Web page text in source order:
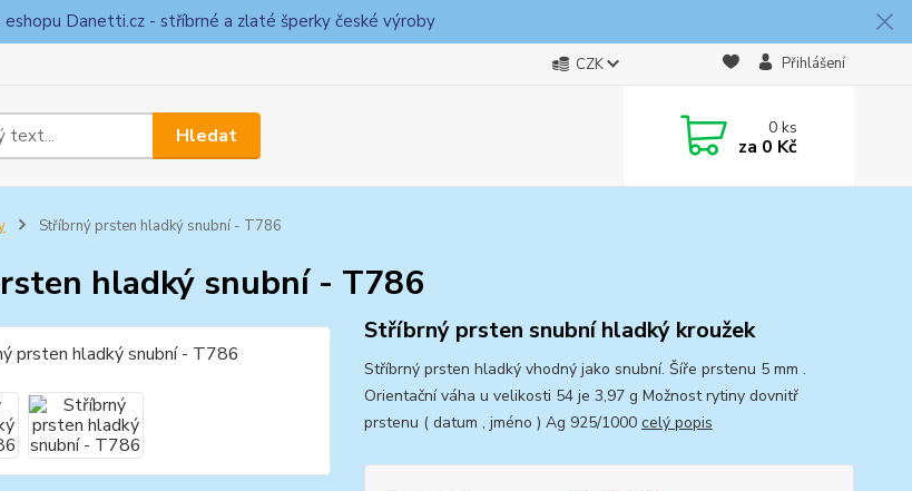
eshopu Danetti.cz - stříbrné a zlaté šperky české výroby
CZK Přihlášení
Hledat 0ks
za 0 Kč
Stříbrný prsten hladký snubní - T786
hladký snubní - T786
Stříbrný prsten snubní hladký kroužek
Stříbrný prsten hladký vhodný jako snubní. Šíře prstenu 5 mm .
Orientační váha u velikosti 54 je 3,97 g Možnost rytiny dovnitř
prstenu ( datum , jméno ) Ag 925/1000 celý popis